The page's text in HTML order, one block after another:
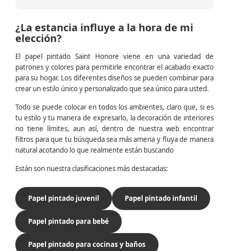
¿La estancia influye a la hora de mi
elección?
El papel pintado Saint Honore viene en una variedad de
patrones y colores para permitirle encontrar el acabado exacto
para su hogar. Los diferentes diseños se pueden combinar para
crear un estilo único y personalizado que sea único para usted.
Todo se puede colocar en todos los ambientes, claro que, si es
tu estilo y tu manera de expresarlo, la decoración de interiores
no tiene límites, aun así, dentro de nuestra web encontrar
filtros para que tu búsqueda sea más amena y fluya de manera
natural acotando lo que realmente están buscando
Están son nuestra clasificaciones más destacadas:
Papel pintado juvenil Papel pintado infantil
Papel pintado para bebé
Papel pintado para cocinas y baños